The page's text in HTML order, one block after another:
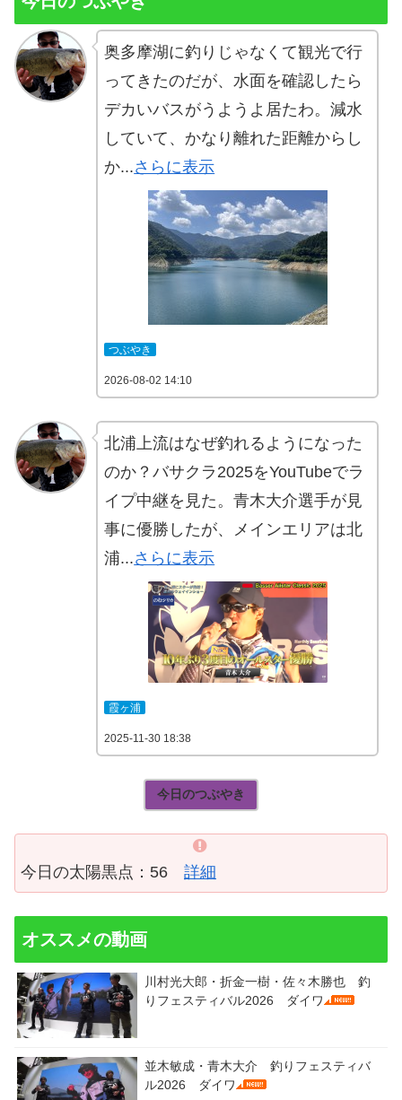
奥多摩湖に釣りじゃなくて観光で行
ってきたのだが、水面を確認したら
デカいバスがうようよ居たわ。減水
していて、かなり離れた距離からし
か...さらに表示
つぶやき
2026-08-02 14:10
北浦上流はなぜ釣れるようになった
のか？バサクラ2025をYouTubeでラ
イプ中継を見た。青木大介選手が見
事に優勝したが、メインエリアは北
浦...さらに表示
霞ヶ浦
2025-11-30 18:38
今日のつぶやき
今日の太陽黒点：56 詳細
オススメの動画
川村光大郎・折金一樹・佐々木勝也 釣
りフェスティバル2026 ダイワ
並木敏成・青木大介 釣りフェスティバ
ル2026 ダイワ